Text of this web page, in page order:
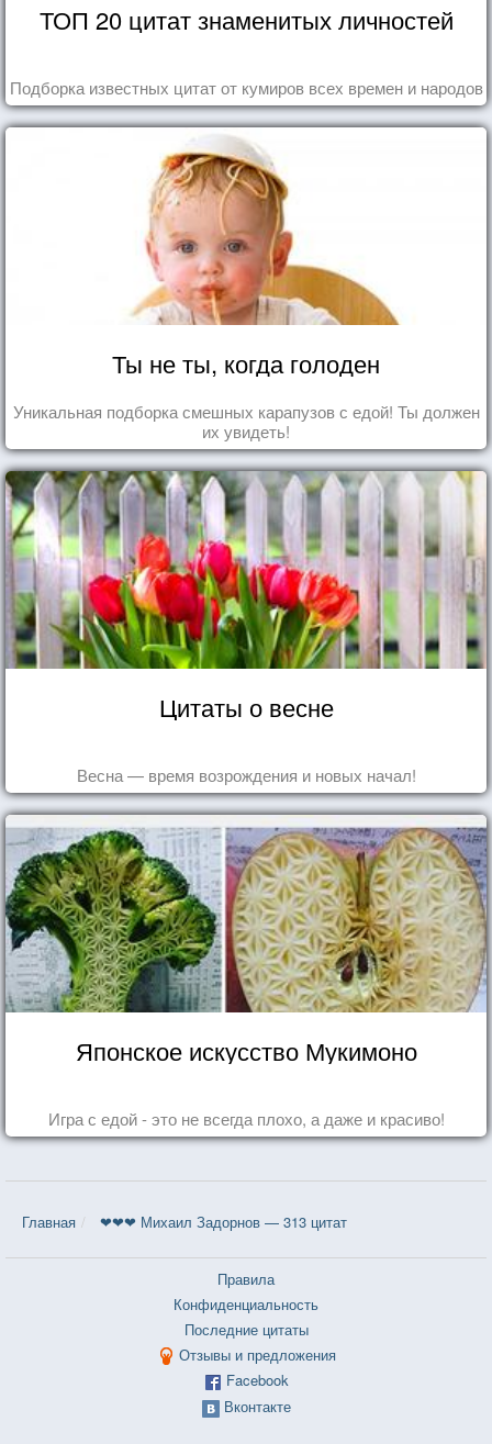
ТОП 20 цитат знаменитых личностей
Подборка известных цитат от кумиров всех времен и народов
Ты не ты, когда голоден
Уникальная подборка смешных карапузов с едой! Ты должен
их увидеть!
Цитаты о весне
Весна — время возрождения и новых начал!
Японское искусство Мукимоно
Игра с едой - это не всегда плохо, а даже и красиво!
Главная ❤❤❤ Михаил Задорнов — 313 цитат
Правила
Конфиденциальность
Последние цитаты
Отзывы и предложения
Facebook
Вконтакте